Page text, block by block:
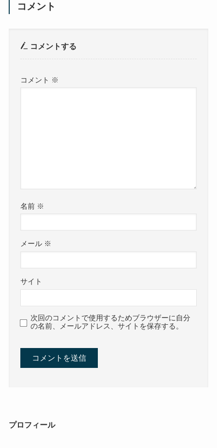
コメント
コメントする
コメント ※
名前 ※
メール ※
サイト
次回のコメントで使用するためブラウザーに自分
の名前、メールアドレス、サイトを保存する。
プロフィール